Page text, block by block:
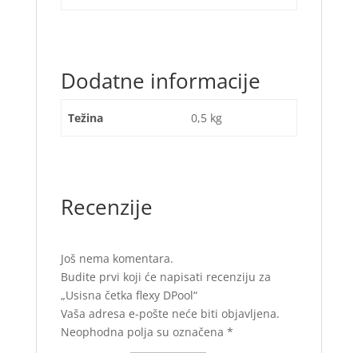
Dodatne informacije
Težina 0,5 kg
Recenzije
Još nema komentara.
Budite prvi koji će napisati recenziju za
„Usisna četka flexy DPool“
Vaša adresa e-pošte neće biti objavljena.
Neophodna polja su označena *